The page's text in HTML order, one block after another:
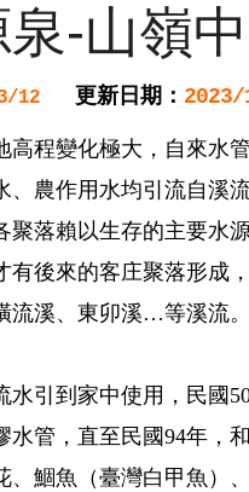
-山嶺
12 更新日期： 2023/
程變化極大，自來水
農作用水均引流自溪
落賴以生存的主要水
後來的客庄聚落形成
流溪、東卯溪…等溪流。
引到家中使用，民國
管，直至民國94年，
鯝魚（臺灣白甲魚）